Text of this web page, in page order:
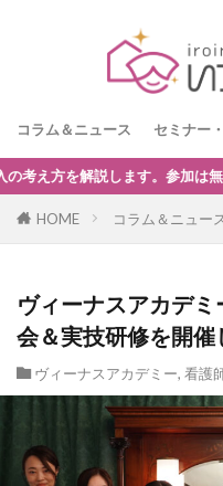
コラム＆ニュース セミナー
HOME コラム＆ニュー
ヴィーナスアカデ
会＆実技研修を開催
ヴィーナスアカデミー, 看護